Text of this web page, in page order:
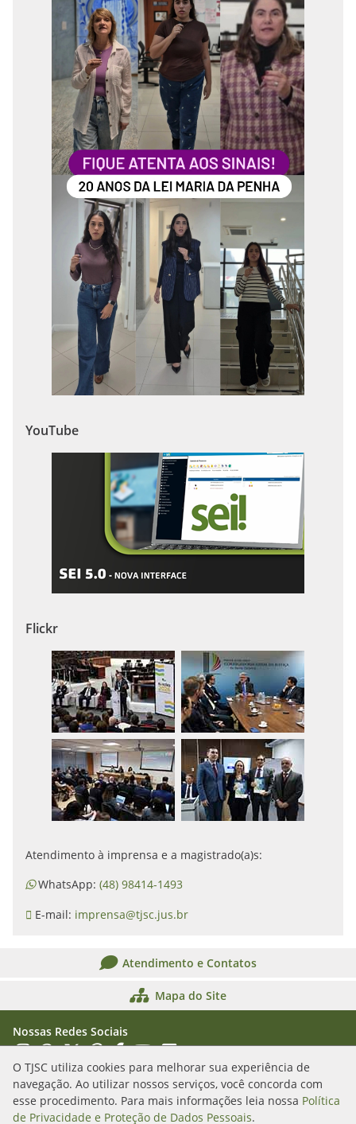
O TJSC utiliza cookies para melhorar sua experiência de
navegação. Ao utilizar nossos serviços, você concorda com
esse procedimento. Para mais informações leia nossa Política
de Privacidade e Proteção de Dados Pessoais.
YouTube
Flickr
Atendimento à imprensa e a magistrado(a)s:
WhatsApp: (48) 98414-1493
E-mail: imprensa@tjsc.jus.br
Atendimento e Contatos
Mapa do Site
Nossas Redes Sociais
Acessar Instagram
Acessar WhatsApp
Acessar XAcessar Threads
Acessar Facebook
Acessar YouTube
Acessar Flickr
Acessar SoundCloud
Rua Álvaro Millen da Silveira, n. 208
Florianópolis/SC - CEP: 88020-901